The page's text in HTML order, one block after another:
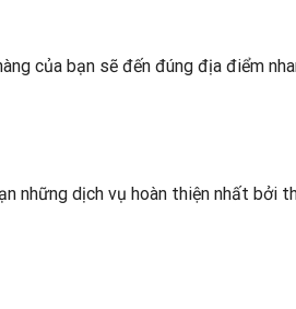
của bạn sẽ đến đúng địa điểm
những dịch vụ hoàn thiện nhất bởi